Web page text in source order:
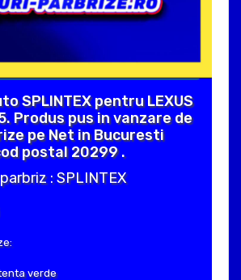
SPLINTEX pentru LEXUS
Produs pus in vanzare de
pe Net in Bucuresti
postal 20299 .
: SPLINTEX
verde